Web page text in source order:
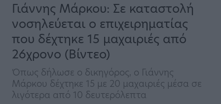
Γιάννης Μάρκου: Σε καταστολή
νοσηλεύεται ο επιχειρηματίας
που δέχτηκε 15 μαχαιριές από
26χρονο (Βίντεο)
Όπως δήλωσε ο δικηγόρος, ο Γιάννης
Μάρκου δέχτηκε 15 με 20 μαχαιριές μέσα σε
λιγότερα από 10 δευτερόλεπτα